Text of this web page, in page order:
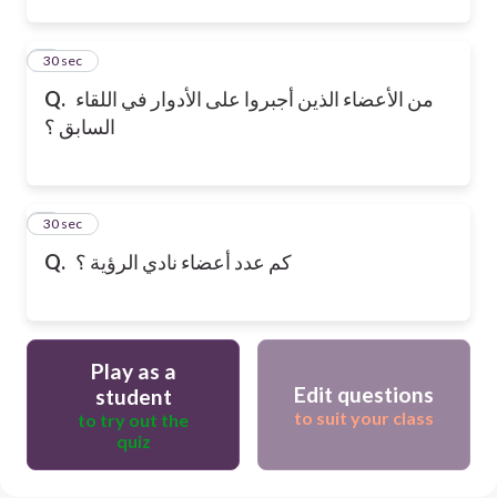
Q. من الأعضاء الذين أجبروا على الأدوار في اللقاء
السابق ؟
7
30 sec
Q. كم عدد أعضاء نادي الرؤية ؟
8
30 sec
Play as a
student
to try out the
quiz
Edit questions
to suit your class